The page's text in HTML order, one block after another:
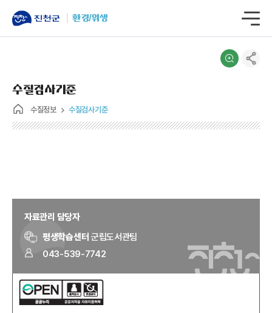
환경/위생
수질정보 수질검사기준
수질검사기준
자료관리 담당자
평생학습센터 군립도서관팀
043-539-7742